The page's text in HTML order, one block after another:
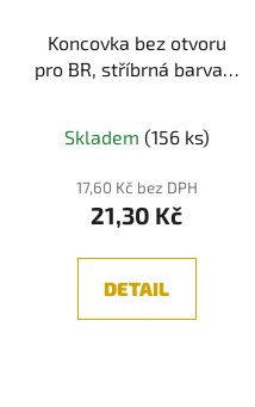
Koncovka bez otvoru
pro BR, stříbrná barva, 1
Skladem (156 ks)
17,60 Kč bez DPH
21,30 Kč
DETAIL